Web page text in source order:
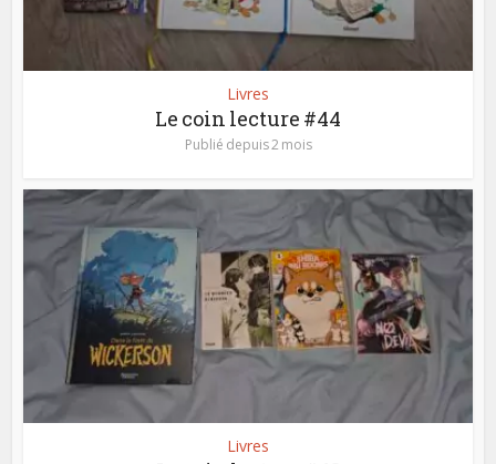
Livres
Le coin lecture #44
Publié depuis 2 mois
Livres